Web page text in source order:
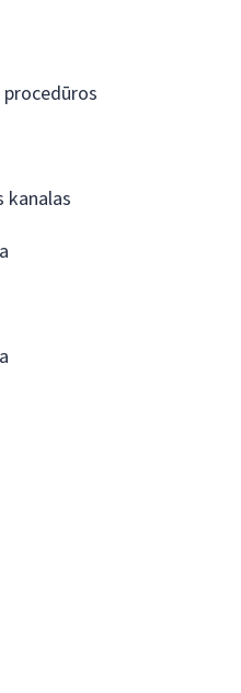
kanalas